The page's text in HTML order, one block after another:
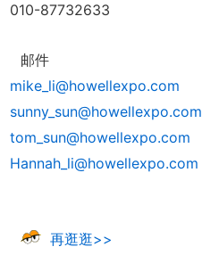
010-87732633
邮件
mike_li@howellexpo.com
sunny_sun@howellexpo.com
tom_sun@howellexpo.com
Hannah_li@howellexpo.com
再逛逛>>